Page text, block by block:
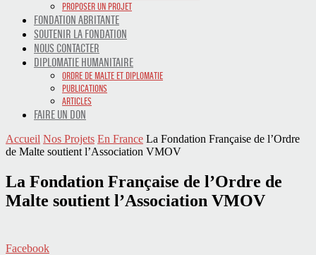
PROPOSER UN PROJET
FONDATION ABRITANTE
SOUTENIR LA FONDATION
NOUS CONTACTER
DIPLOMATIE HUMANITAIRE
ORDRE DE MALTE ET DIPLOMATIE
PUBLICATIONS
ARTICLES
FAIRE UN DON
Accueil Nos Projets En France La Fondation Française de l’Ordre
de Malte soutient l’Association VMOV
La Fondation Française de l’Ordre de
Malte soutient l’Association VMOV
Facebook